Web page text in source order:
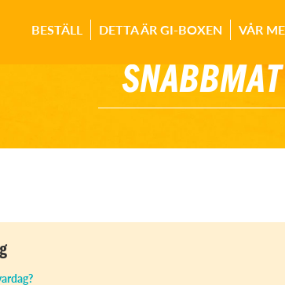
BESTÄLL DETTA ÄR GI-BOXEN VÅR